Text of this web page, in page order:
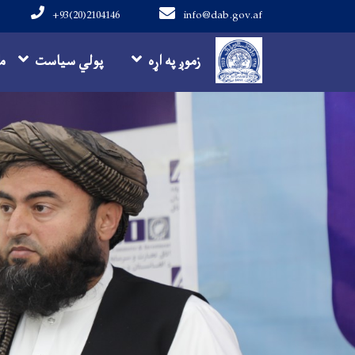
info@dab.gov.af
+93(20)2104146
Main navigation
زموږ په اړه پولي سیاست